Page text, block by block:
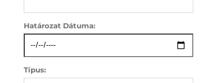
Határozat Dátuma:
Típus: